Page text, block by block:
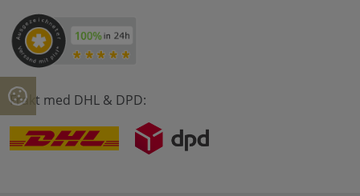
Frakt med DHL & DPD: